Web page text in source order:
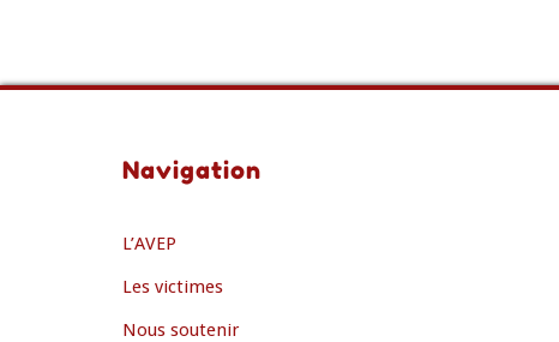
Navigation
L’AVEP
Les victimes
Nous soutenir